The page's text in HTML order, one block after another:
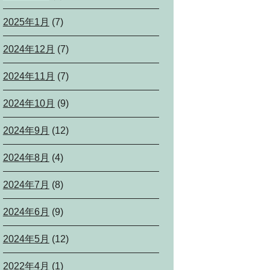
2025年1月 (7)
2024年12月 (7)
2024年11月 (7)
2024年10月 (9)
2024年9月 (12)
2024年8月 (4)
2024年7月 (8)
2024年6月 (9)
2024年5月 (12)
2022年4月 (1)